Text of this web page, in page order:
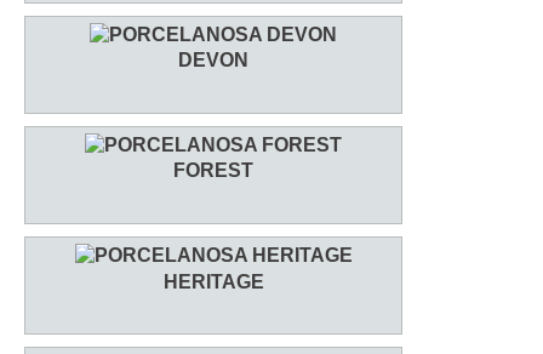
DEVON
FOREST
HERITAGE